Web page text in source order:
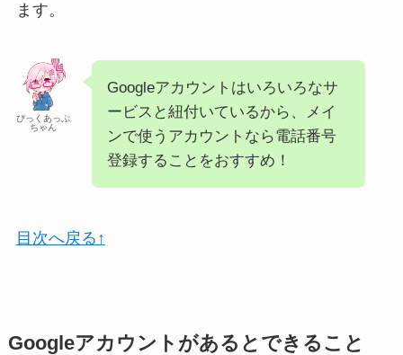
ます。
ぴっくあっぷ
ちゃん
Googleアカウントはいろいろなサ
ービスと紐付いているから、メイ
ンで使うアカウントなら電話番号
登録することをおすすめ！
目次へ戻る↑
Googleアカウントがあるとできること